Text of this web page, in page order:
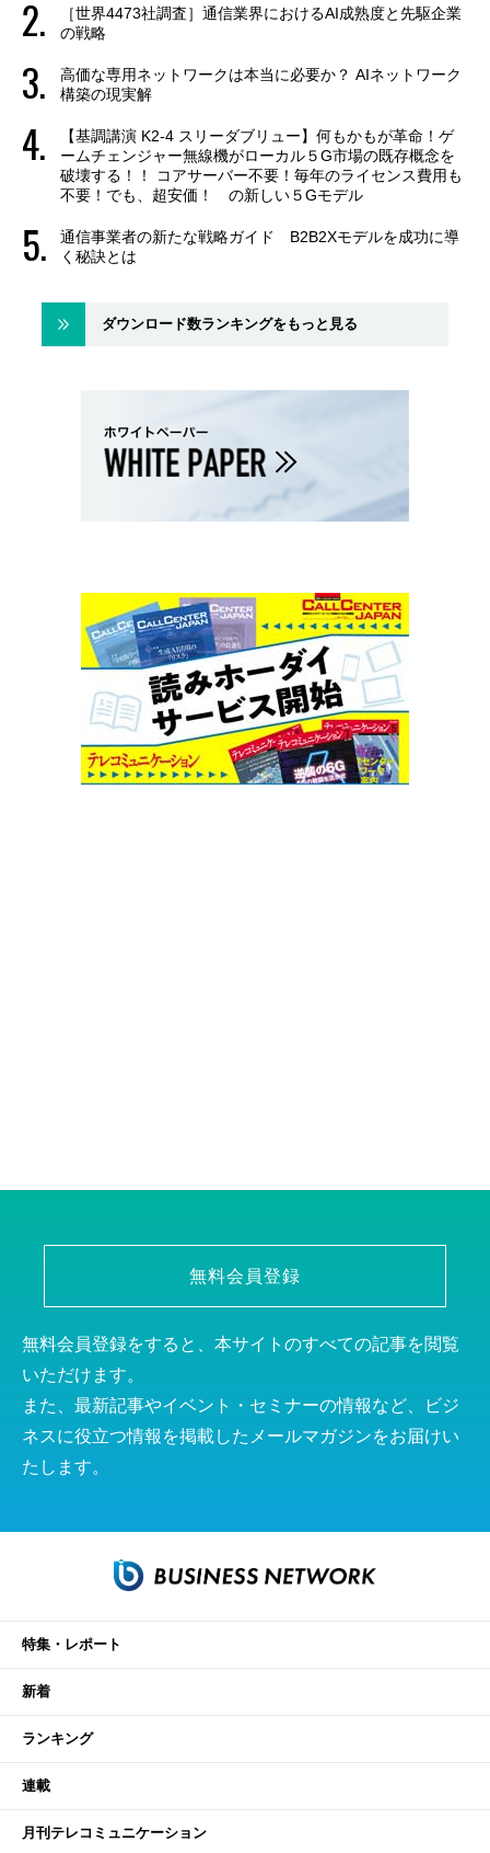
［世界4473社調査］通信業界におけるAI成熟度と先駆企業
の戦略
高価な専用ネットワークは本当に必要か？ AIネットワーク
構築の現実解
【基調講演 K2-4 スリーダブリュー】何もかもが革命！ゲ
ームチェンジャー無線機がローカル５G市場の既存概念を
破壊する！！ コアサーバー不要！毎年のライセンス費用も
不要！でも、超安価！ の新しい５Gモデル
通信事業者の新たな戦略ガイド B2B2Xモデルを成功に導
く秘訣とは
ダウンロード数ランキングをもっと見る
無料会員登録
無料会員登録をすると、本サイトのすべての記事を閲覧
いただけます。
また、最新記事やイベント・セミナーの情報など、ビジ
ネスに役立つ情報を掲載したメールマガジンをお届けい
たします。
特集・レポート
新着
ランキング
連載
月刊テレコミュニケーション